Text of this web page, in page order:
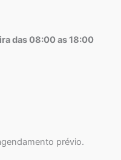
das 08:00 as 18:00
prévio.